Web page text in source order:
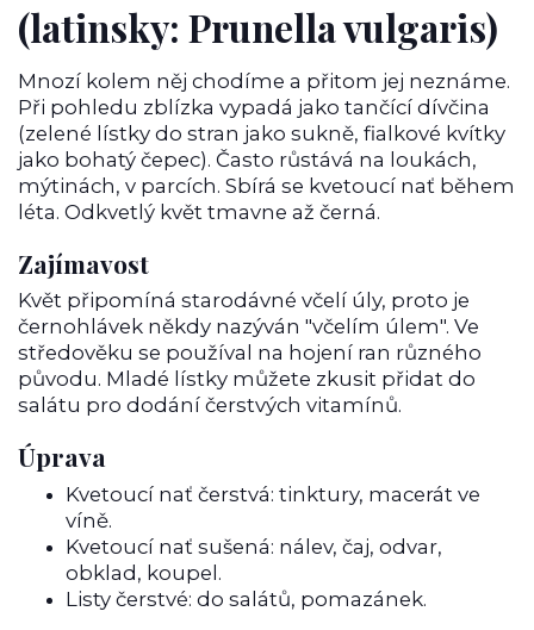
(latinsky: Prunella vulgaris)
Mnozí kolem něj chodíme a přitom jej neznáme.
Při pohledu zblízka vypadá jako tančící dívčina
(zelené lístky do stran jako sukně, fialkové kvítky
jako bohatý čepec). Často růstává na loukách,
mýtinách, v parcích. Sbírá se kvetoucí nať během
léta. Odkvetlý květ tmavne až černá.
Zajímavost
Květ připomíná starodávné včelí úly, proto je
černohlávek někdy nazýván "včelím úlem". Ve
středověku se používal na hojení ran různého
původu. Mladé lístky můžete zkusit přidat do
salátu pro dodání čerstvých vitamínů.
Úprava
Kvetoucí nať čerstvá: tinktury, macerát ve
víně.
Kvetoucí nať sušená: nálev, čaj, odvar,
obklad, koupel.
Listy čerstvé: do salátů, pomazánek.